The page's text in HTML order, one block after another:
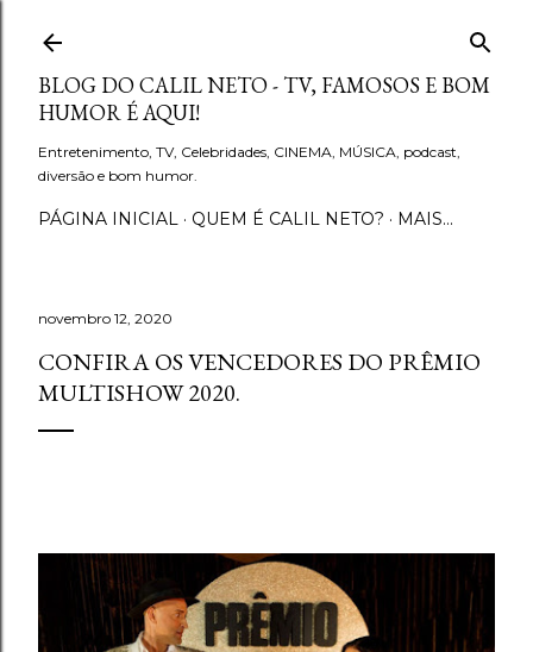
Pular para o conteúdo principal
BLOG DO CALIL NETO - TV, FAMOSOS E BOM
HUMOR É AQUI!
Entretenimento, TV, Celebridades, CINEMA, MÚSICA, podcast,
diversão e bom humor.
PÁGINA INICIAL QUEM É CALIL NETO? MAIS…
novembro 12, 2020
CONFIRA OS VENCEDORES DO PRÊMIO
MULTISHOW 2020.